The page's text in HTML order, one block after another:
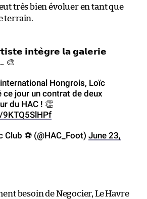
très bien évoluer en tant que
terrain.
𝗶𝗻𝘁𝗲̀𝗴𝗿𝗲 𝗹𝗮 𝗴𝗮𝗹𝗲𝗿𝗶𝗲
🎨
Hongrois, Loïc
ce jour un contrat de deux
du HAC ! 👏
⚽️ (@HAC_Foot) June 23,
besoin de Negocier, Le Havre